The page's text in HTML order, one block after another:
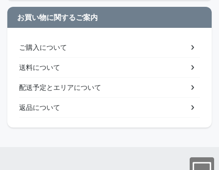
お買い物に関するご案内
ご購入について
送料について
配送予定とエリアについて
返品について